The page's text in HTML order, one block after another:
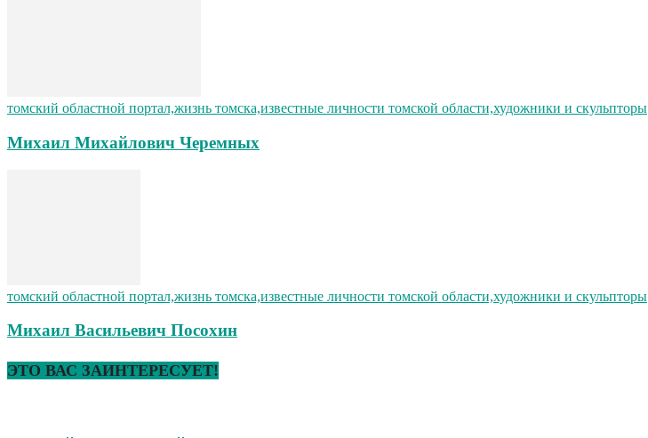
томский областной портал,жизнь томска,известные личности томской области,художники и скульпторы
Михаил Михайлович Черемных
томский областной портал,жизнь томска,известные личности томской области,художники и скульпторы
Михаил Васильевич Посохин
ЭТО ВАС ЗАИНТЕРЕСУЕТ!